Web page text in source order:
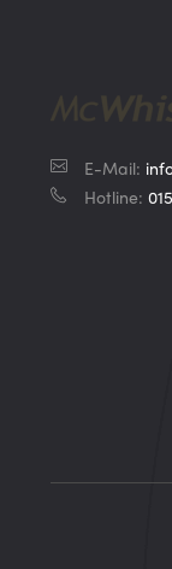
E-Mail:
Hotline: